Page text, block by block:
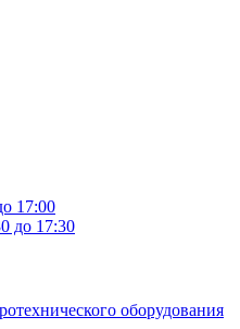
17:00
до 17:30